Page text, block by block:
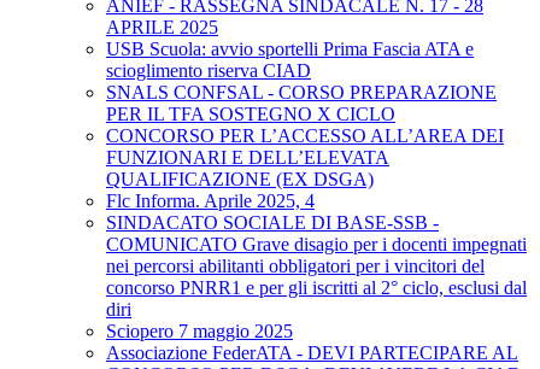
ANIEF - RASSEGNA SINDACALE N. 17 - 28
APRILE 2025
USB Scuola: avvio sportelli Prima Fascia ATA e
scioglimento riserva CIAD
SNALS CONFSAL - CORSO PREPARAZIONE
PER IL TFA SOSTEGNO X CICLO
CONCORSO PER L’ACCESSO ALL’AREA DEI
FUNZIONARI E DELL’ELEVATA
QUALIFICAZIONE (EX DSGA)
Flc Informa. Aprile 2025, 4
SINDACATO SOCIALE DI BASE-SSB -
COMUNICATO Grave disagio per i docenti impegnati
nei percorsi abilitanti obbligatori per i vincitori del
concorso PNRR1 e per gli iscritti al 2° ciclo, esclusi dal
diri
Sciopero 7 maggio 2025
Associazione FederATA - DEVI PARTECIPARE AL